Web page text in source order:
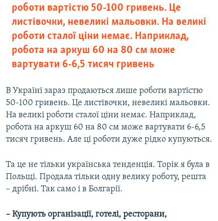
роботи вартістю 50-100 гривень. Це
листівочки, невеликі мальовки. На великі
роботи сталої ціни немає. Наприклад,
робота на аркуш 60 на 80 см може
вартувати 6-6,5 тисяч гривень
В Україні зараз продаються лише роботи вартістю
50-100 гривень. Це листівочки, невеликі мальовки.
На великі роботи сталої ціни немає. Наприклад,
робота на аркуш 60 на 80 см може вартувати 6-6,5
тисяч гривень. Але ці роботи дуже рідко купуються.
Та це не тільки українська тенденція. Торік я була в
Польщі. Продала тільки одну велику роботу, решта
– дрібні. Так само і в Болгарії.
– Купують організації, готелі, ресторани,